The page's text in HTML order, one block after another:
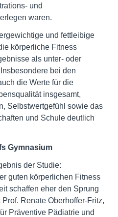
und
waren.
und fettleibige
körperliche Fitness
als unter- oder
bei den
die Werte für die
insgesamt,
Selbstwertgefühl sowie das
und Schule deutlich
Gymnasium
der Studie:
guten körperlichen Fitness
schaffen eher den Sprung
Renate Oberhoffer-Fritz,
Präventive Pädiatrie und